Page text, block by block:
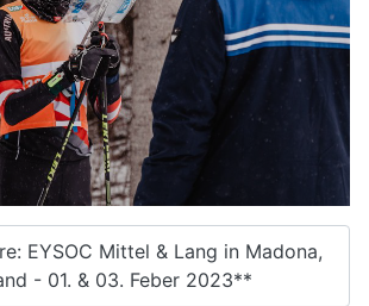
EYSOC Mittel & Lang in Madona,
- 01. & 03. Feber 2023**